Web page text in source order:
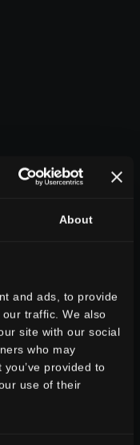
About
and ads, to provide
traffic. We also
site with our social
who may
provided to
use of their